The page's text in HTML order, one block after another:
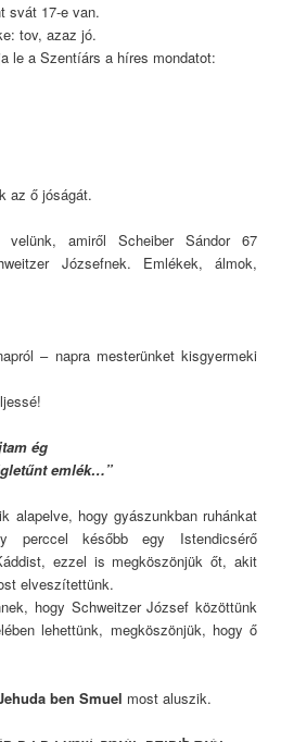
svát 17-e van.
tov, azaz jó.
le a Szentíárs a híres mondatot:
az ő jóságát.
amiről Scheiber Sándor 67
Józsefnek. Emlékek, álmok,
– napra mesterünket kisgyermeki
ég
emlék…”
alapelve, hogy gyászunkban ruhánkat
perccel később egy Istendicsérő
ezzel is megköszönjük őt, akit
elveszítettünk.
hogy Schweitzer József közöttünk
lehettünk, megköszönjük, hogy ő
ben Smuel most aluszik.